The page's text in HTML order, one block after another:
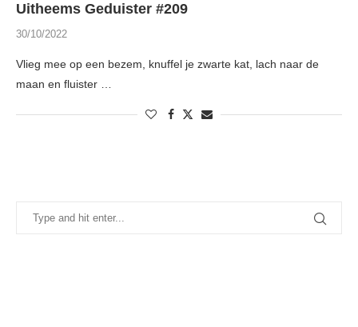
Uitheems Geduister #209
30/10/2022
Vlieg mee op een bezem, knuffel je zwarte kat, lach naar de
maan en fluister …